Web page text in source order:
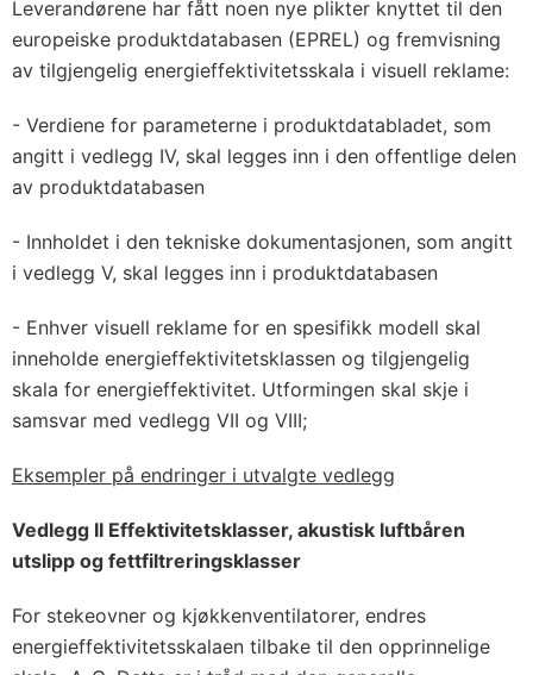
Leverandørene har fått noen nye plikter knyttet til den
europeiske produktdatabasen (EPREL) og fremvisning
av tilgjengelig energieffektivitetsskala i visuell reklame:
- Verdiene for parameterne i produktdatabladet, som
angitt i vedlegg IV, skal legges inn i den offentlige delen
av produktdatabasen
- Innholdet i den tekniske dokumentasjonen, som angitt
i vedlegg V, skal legges inn i produktdatabasen
- Enhver visuell reklame for en spesifikk modell skal
inneholde energieffektivitetsklassen og tilgjengelig
skala for energieffektivitet. Utformingen skal skje i
samsvar med vedlegg VII og VIII;
Eksempler på endringer i utvalgte vedlegg
Vedlegg II Effektivitetsklasser, akustisk luftbåren
utslipp og fettfiltreringsklasser
For stekeovner og kjøkkenventilatorer, endres
energieffektivitetsskalaen tilbake til den opprinnelige